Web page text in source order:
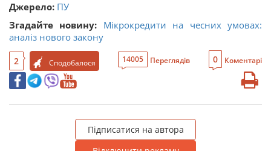
Джерело: ПУ
Згадайте новину: Мікрокредити на чесних умовах:
аналіз нового закону
2 Сподобалося 14005 Переглядів 0 Коментарі
Підписатися на автора